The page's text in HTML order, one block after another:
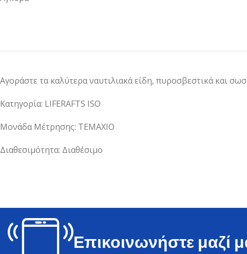
Αγοράστε τα καλύτερα ναυτιλιακά είδη, πυροσβεστικά και
Κατηγορία: LIFERAFTS ISO
Μονάδα Μέτρησης: ΤΕΜΑΧΙΟ
Διαθεσιμότητα: Διαθέσιμο
Επικοινωνήστε μαζί